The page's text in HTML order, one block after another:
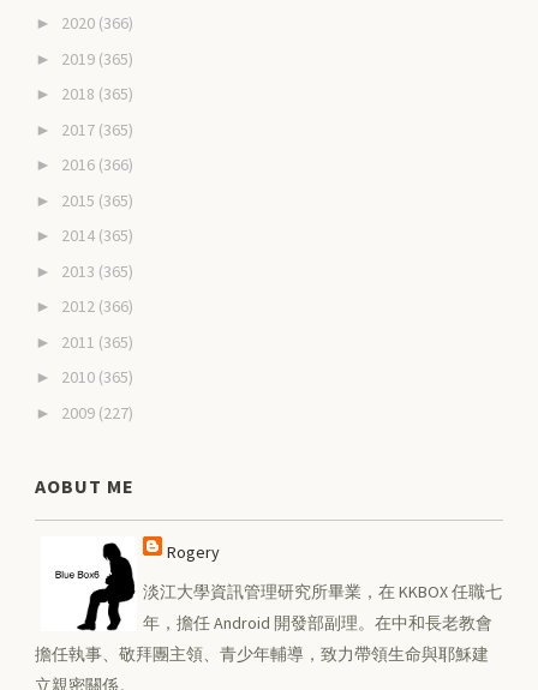
► 2020 (366)
► 2019 (365)
► 2018 (365)
► 2017 (365)
► 2016 (366)
► 2015 (365)
► 2014 (365)
► 2013 (365)
► 2012 (366)
► 2011 (365)
► 2010 (365)
► 2009 (227)
AOBUT ME
Rogery
淡江大學資訊管理研究所畢業，在 KKBOX 任職七
年，擔任 Android 開發部副理。在中和長老教會
擔任執事、敬拜團主領、青少年輔導，致力帶領生命與耶穌建
立親密關係。